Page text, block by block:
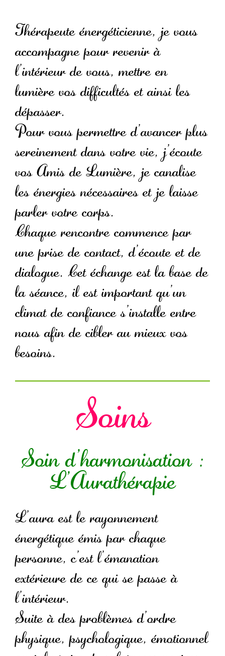
Thérapeute énergéticienne, je vous
accompagne pour revenir à
l’intérieur de vous, mettre en
lumière vos difficultés et ainsi les
dépasser.
Pour vous permettre d’avancer plus
sereinement dans votre vie, j’écoute
vos Amis de Lumière, je canalise
les énergies nécessaires et je laisse
parler votre corps.
Chaque rencontre commence par
une prise de contact, d’écoute et de
dialogue. Cet échange est la base de
la séance, il est important qu’un
climat de confiance s’installe entre
nous afin de cibler au mieux vos
besoins.
Soins
Soin d’harmonisation :
L’Aurathérapie
L’aura est le rayonnement
énergétique émis par chaque
personne, c’est l’émanation
extérieure de ce qui se passe à
l’intérieur.
Suite à des problèmes d’ordre
physique, psychologique, émotionnel